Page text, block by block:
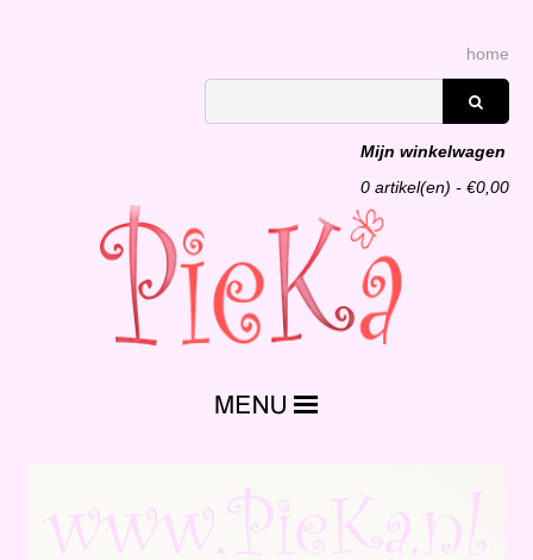
home
Mijn winkelwagen
0 artikel(en) - €0,00